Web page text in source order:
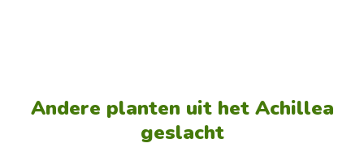
Andere planten uit het Achillea
geslacht